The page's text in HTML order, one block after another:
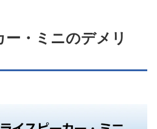
ー・ミニのデメリ